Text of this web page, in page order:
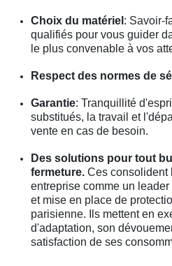
Choix du matériel : Savoir-
qualifiés pour vous guider
le plus convenable à vos
Respect des normes de
Garantie: Tranquillité
substitués, la travail et
vente en cas de besoin.
Des solutions pour tout
fermeture. Ces consolident
entreprise comme un
et mise en place de
parisienne. Ils mettent en
d'adaptation, son
satisfaction de ses